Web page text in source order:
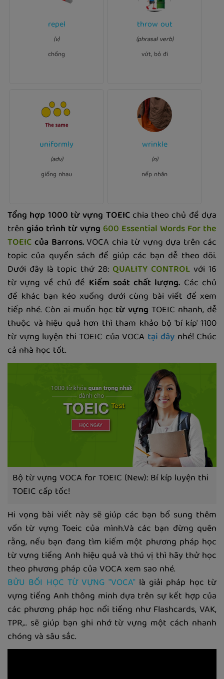
repel
(v)
chống
Ví dụ:
Cameras that do not
water should never achieve
the quality.
throw out
(phrasal verb)
vứt, bỏ đi
Ví dụ:
We usually
throw out
old magazines.
uniformly
(adv)
giống nhau
Ví dụ:
The quality of all products
wrinkle
(n)
nếp nhăn
Ví dụ:
There are so many
on your shirt. You need to
iron it.
Tổng hợp 1000 từ vựng TOEICchia theo chủ đề dựa
trêngiáo trình từ vựng 600 Essential Words For the
TOEICcủa Barrons.VOCA chia từ vựng dựa trên các
topic của quyển sách để giúp các bạn dễ theo dõi.
Dưới đây là topic thứ 28: QUALITY CONTROL với 16
từ vựng về chủ đề Kiểm soát chất lượng. Các chủ
đề khác bạn kéo xuống dưới cùng bài viết để xem
tiếp nhé. Còn ai muốn học từ vựngTOEIC nhanh, dễ
thuộc và hiệu quả hơn thì tham khảo bộ 'bí kíp' 1100
từ vựng luyện thi TOEIC của VOCA tại đây nhé! Chúc
cả nhà học tốt.
Bộ từ vựng VOCA for TOEIC (New): Bí kíp luyện thi
TOEIC cấp tốc!
Hi vọng bài viết này sẽ giúp các bạn bổ sung thêm
vốn từ vựng Toeic của mình.Và các bạn đừng quên
rằng, nếu bạn đang tìm kiếm một phương pháp học
từ vựng tiếng Anh hiệu quả và thú vị thì hãy thử học
theo phương pháp của VOCA xem sao nhé.
BỬU BỐI HỌC TỪ VỰNG "VOCA"là giải pháp học từ
vựng tiếng Anh thông minh dựa trên sự kết hợp của
các phương pháp học nổi tiếng như Flashcards, VAK,
TPR,.. sẽ giúp bạn ghi nhớ từ vựng một cách nhanh
chóng và sâu sắc.